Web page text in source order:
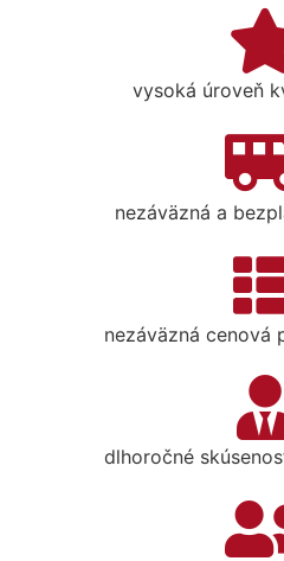
vysoká úroveň
nezáväzná a
nezáväzná cenová
dlhoročné